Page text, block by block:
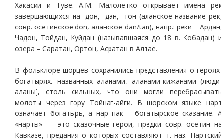
Хакасии и Туве. А.М. Малолетко открывает имена
завершающихся на -дон, -дан, -тон (аланское название
совр. осетинское don, аланское dan/tan), напр.: реки –
Чадон, Тойдан, Куйдан (называвшаяся до 18 в. Кобадан)
озера – Саратан, Ортон, Асратан в Алтае.
В фольклоре шорцев сохранились представления о
богатырях, названных аланами, аланами-кижанами
аланы), столь сильных, что они могли
молоты через гору Тойнаг-айги. В шорском языке
означает богатырь, а нартпак – богатырское сказание.
«нарты» — это сказочные герои, предки совр. осетин
Кавказе, предания о которых составляют т. наз.